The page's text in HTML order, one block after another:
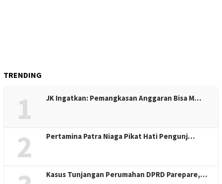
TRENDING
1 JK Ingatkan: Pemangkasan Anggaran Bisa M…
2 Pertamina Patra Niaga Pikat Hati Pengunj…
Kasus Tunjangan Perumahan DPRD Parepare,…